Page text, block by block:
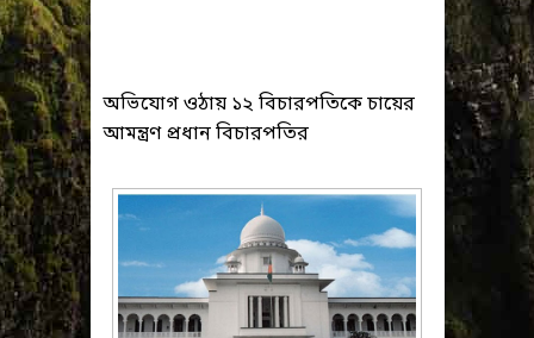
অভিযোগ ওঠায় ১২ বিচারপতিকে চায়ের
আমন্ত্রণ প্রধান বিচারপতির